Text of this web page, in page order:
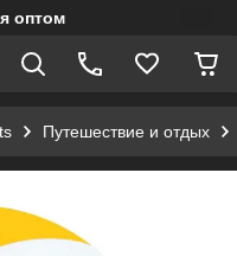
оптом
Путешествие и отдых